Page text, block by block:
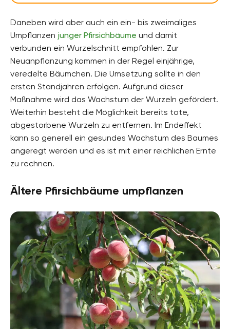
Daneben wird aber auch ein ein- bis zweimaliges
Umpflanzen junger Pfirsichbäume und damit
verbunden ein Wurzelschnitt empfohlen. Zur
Neuanpflanzung kommen in der Regel einjährige,
veredelte Bäumchen. Die Umsetzung sollte in den
ersten Standjahren erfolgen. Aufgrund dieser
Maßnahme wird das Wachstum der Wurzeln gefördert.
Weiterhin besteht die Möglichkeit bereits tote,
abgestorbene Wurzeln zu entfernen. Im Endeffekt
kann so generell ein gesundes Wachstum des Baumes
angeregt werden und es ist mit einer reichlichen Ernte
zu rechnen.
Ältere Pfirsichbäume umpflanzen